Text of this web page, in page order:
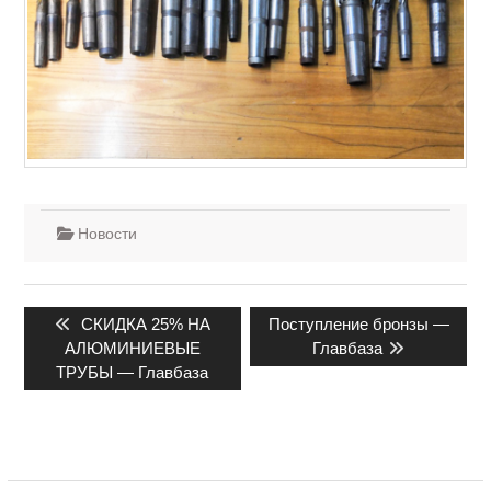
Новости
записям
Предыдущая
запись:
СКИДКА 25% НА
АЛЮМИНИЕВЫЕ
ТРУБЫ — Главбаза
Следующая
запись:
Поступление бронзы —
Главбаза